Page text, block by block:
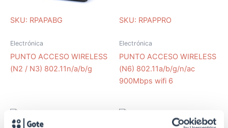
SKU: RPAPABG
Electrónica
PUNTO ACCESO WIRELESS
(N2 / N3) 802.11n/a/b/g
SKU: RPAPPRO
Electrónica
PUNTO ACCESO WIRELESS
(N6) 802.11a/b/g/n/ac
900Mbps wifi 6